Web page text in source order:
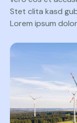
Stet clita kasd
Lorem ipsum